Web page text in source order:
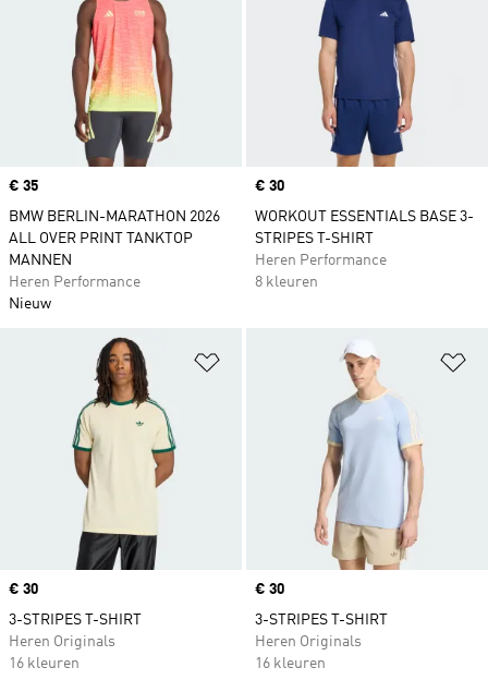
Price
€ 35
BMW BERLIN-MARATHON 2026
ALL OVER PRINT TANKTOP
MANNEN
Heren Performance
Nieuw
Price
€ 30
WORKOUT ESSENTIALS BASE 3-
STRIPES T-SHIRT
Heren Performance
8 kleuren
Op verlanglijst zetten
Price
€ 30
3-STRIPES T-SHIRT
Heren Originals
16 kleuren
Price
€ 30
3-STRIPES T-SHIRT
Heren Originals
16 kleuren